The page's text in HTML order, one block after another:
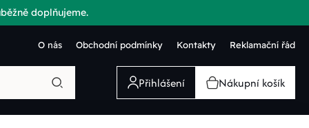
doplňujeme.
O nás Obchodní podmínky Kontakty Reklamační řád
Přihlášení Nákupní košík